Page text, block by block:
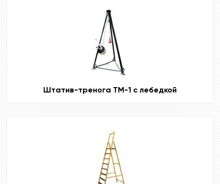
Штатив-тренога ТМ-1 с лебедкой